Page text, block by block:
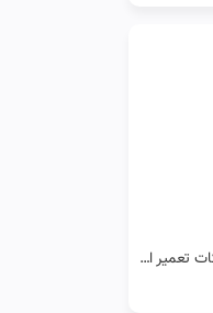
تشخیص زودهنگام خرابی دینام رنو: نشانه‌ها و نکات تعمیر ارزان